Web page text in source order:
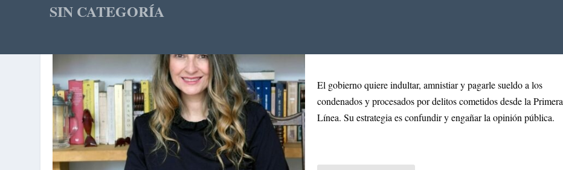
SIN CATEGORÍA
El gobierno quiere indultar, amnistiar y pagarle sueldo a los
condenados y procesados por delitos cometidos desde la Primera
Línea. Su estrategia es confundir y engañar la opinión pública.